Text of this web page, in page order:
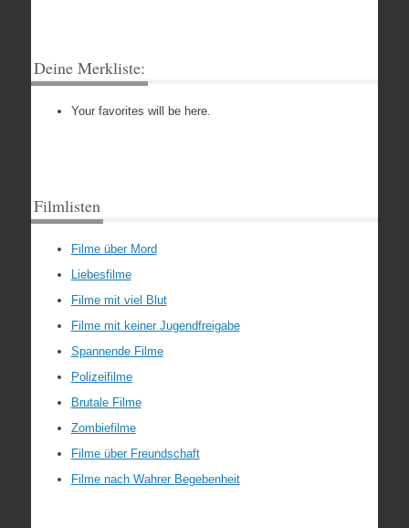
Deine Merkliste:
Your favorites will be here.
Filmlisten
Filme über Mord
Liebesfilme
Filme mit viel Blut
Filme mit keiner Jugendfreigabe
Spannende Filme
Polizeifilme
Brutale Filme
Zombiefilme
Filme über Freundschaft
Filme nach Wahrer Begebenheit